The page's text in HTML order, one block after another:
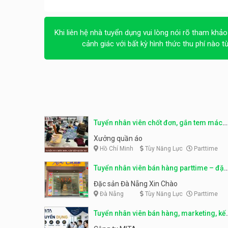
Khi liên hệ nhà tuyển dụng vui lòng nói rõ tham
cảnh giác với bất kỳ hình thức thu phí nào
Tuyển nhân viên chốt đơn, gắn tem mác
sản phẩm
Xưởng quần áo
Hồ Chí Minh Tùy Năng Lực Parttime
Tuyển nhân viên bán hàng parttime – đặc
sản Đà Nẵng
Đặc sản Đà Nẵng Xin Chào
Đà Nẵng Tùy Năng Lực Parttime
Tuyển nhân viên bán hàng, marketing, kế